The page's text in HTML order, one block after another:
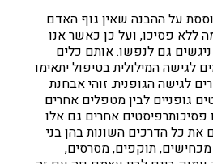
על ההבנה שאין גוף האדם
ללא פסיכו, ועל כן כאשר אנו
גם לנפשו. אותם כלים
לגישה המילולית בטיפול יתאימו
לגישה הגופנית. זוהי אבחנת
גופניים לבין מטפלים אחרים
אחרים גם אלו
את כל הדרכים השונות בהן בני
תוקפים, מסרסים,